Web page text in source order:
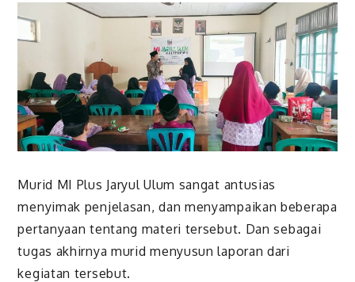
Murid MI Plus Jaryul Ulum sangat antusias
menyimak penjelasan, dan menyampaikan beberapa
pertanyaan tentang materi tersebut. Dan sebagai
tugas akhirnya murid menyusun laporan dari
kegiatan tersebut.